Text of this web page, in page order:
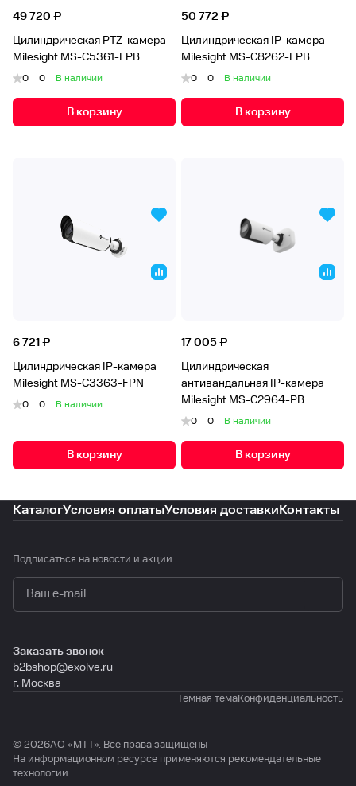
49 720 ₽
Цилиндрическая PTZ-камера
Milesight MS-C5361-EРB
0 0 В наличии
В корзину
50 772 ₽
Цилиндрическая IP-камера
Milesight MS-C8262-FPB
0 0 В наличии
В корзину
6 721 ₽
Цилиндрическая IP-камера
Milesight MS-C3363-FPN
0 0 В наличии
В корзину
17 005 ₽
Цилиндрическая
антивандальная IP-камера
Milesight MS-C2964-PB
0 0 В наличии
В корзину
КаталогУсловия оплатыУсловия доставкиКонтакты
Подписаться на новости и акции
Заказать звонок
b2bshop@exolve.ru
г. Москва
Темная темаКонфиденциальность
© 2026АО «МTТ». Все права защищены
На информационном ресурсе применяются рекомендательные
технологии.